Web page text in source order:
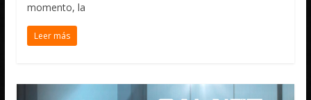
momento, la
Leer más